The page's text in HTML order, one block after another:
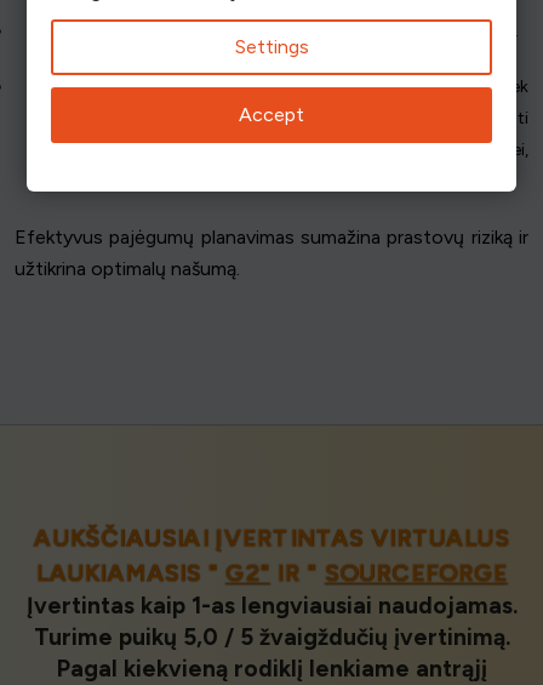
: Skirkite išteklius remdamiesi prognozėmis.
mastelio keitimo planai: Sukurkite planus tiek augimui, tiek
paklausos mažinimui. Apsvarstykite galimybę dislokuoti
išteklius keliuose regionuose, kad, plečiantis naudotojų bazei,
Efektyvus pajėgumų planavimas sumažina prastovų riziką ir
užtikrina optimalų našumą.
AUKŠČIAUSIAI ĮVERTINTAS VIRTUALUS
LAUKIAMASIS "G2" IR " SOURCEFORGE
Įvertintas kaip 1-as lengviausiai naudojamas.
Turime puikų 5,0 / 5 žvaigždučių įvertinimą.
Pagal kiekvieną rodiklį lenkiame antrąjį
Settings
Accept